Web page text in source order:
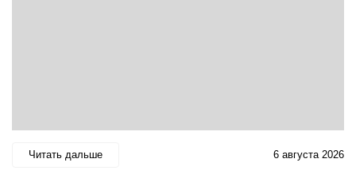
Читать дальше 6 августа 2026